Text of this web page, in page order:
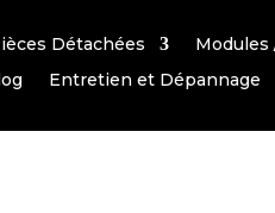
Détachées Modules
Entretien et Dépannage